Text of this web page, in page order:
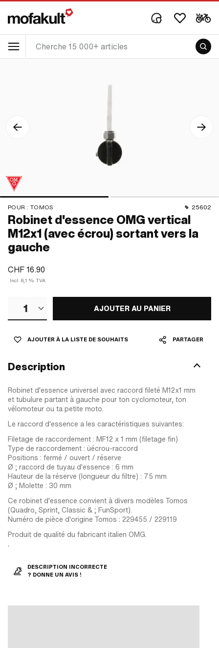
POUR : TOMOS 25602
Robinet d'essence OMG vertical
M12x1 (avec écrou) sortant vers la
gauche
CHF 16.90
Incl. 8,1 % TVA
1 AJOUTER AU PANIER
AJOUTER À LA LISTE DE SOUHAITS PARTAGER
Description
Robinet d'essence universel avec raccord fileté M12x1 mm
et tubulure partant à gauche pour ton cyclomoteur, ton
vélomoteur ou ta petite moto.
Le raccord d'essence a les caractéristiques suivantes:
Filetage de raccordement : MF12 x 1 mm (filetage fin)
Type de raccordement : üécrou-raccord
Positions : fermé / ouvert / réserve
Ø ; raccord de tuyau d'essence : 6 mm
Hauteur de la réserve (longueur du filtre) : 75 mm
Ø ; Molette : 30 mm
Ce robinet d'essence convient à divers modèles Tomos
(Quadro, Sprint, Classic & ; FunSport).
Numéro de pièce d'origine Tomos : 229455 / 229119
Produit de qualité du fabricant italien OMG.
.
DESCRIPTION INCORRECTE
? DONNE UN AVIS !